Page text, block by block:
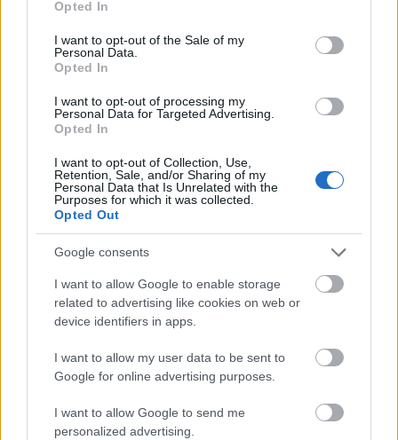
use your data for below specified purposes in below Google
consent section.
Opted In
I want to opt-out of the Sale of my
Personal Data.
Opted In
I want to opt-out of processing my
Personal Data for Targeted Advertising.
Opted In
I want to opt-out of Collection, Use,
Retention, Sale, and/or Sharing of my
Personal Data that Is Unrelated with the
Purposes for which it was collected.
Opted Out
Google consents
I want to allow Google to enable storage
related to advertising like cookies on web or
device identifiers in apps.
I want to allow my user data to be sent to
Google for online advertising purposes.
I want to allow Google to send me
personalized advertising.
időddel, akkor tévedsz. Állj meg és ülj le egy órára,
nevetés nem csak a léleknek tesz jót. Sokkal
könnyebb lesz a kedved, amikor vége a műsornak.
Tartsd magad pozitív emberek között. Ha olyan
emberek között vagy, akik pozitívak, az ragályos
lehet, és megváltoztatja a gondolkodásmódodat.
Rossz ötlet, ha valaki depressziós, ha olyanok között
van, akik negatívan gondolkodnak. Ez súlyosbíthatja
a depressziójukat, és még több negatív
gondolkodást okozhat, és pontosan ezt nem akarod.
Ossza meg a tudását másokkal. Ne tartsa vissza
azokat az információkat, amelyeket mások
felhasználhatnak az életük jobbá tételére. Légy
önzetlen az információkkal, és engedd, hogy a
körülötted lévők melletted is boldoguljanak. Ha
megmutatod másoknak, hogy hajlandó vagy